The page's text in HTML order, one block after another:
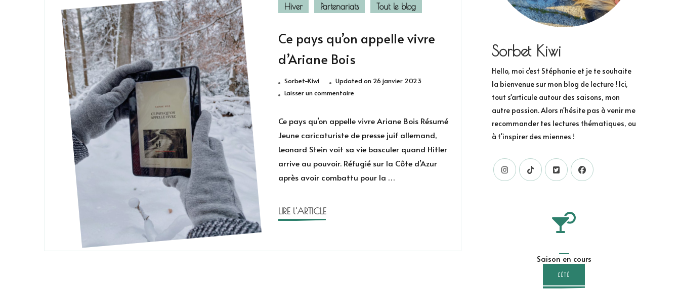
Hiver Partenariats Tout le blog
Ce pays qu’on appelle vivre
d’Ariane Bois
Sorbet-Kiwi Updated on 26 janvier 2023
Laisser un commentairesur
pays
appelle
vivre
d’Ariane
Bois
Ce pays qu’on appelle vivre Ariane Bois Résumé
Jeune caricaturiste de presse juif allemand,
Leonard Stein voit sa vie basculer quand Hitler
arrive au pouvoir. Réfugié sur la Côte d’Azur
après avoir combattu pour la …
LIRE l'ARTICLE
Sorbet Kiwi
Hello, moi c'est Stéphanie et je te souhaite
la bienvenue sur mon blog de lecture ! Ici,
tout s'articule autour des saisons, mon
autre passion. Alors n'hésite pas à venir me
recommander tes lectures thématiques, ou
à t'inspirer des miennes !
Saison en cours
L'ÉTÉ